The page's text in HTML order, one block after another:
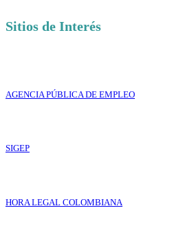
Sitios de Interés
AGENCIA PÚBLICA DE EMPLEO
SIGEP
HORA LEGAL COLOMBIANA